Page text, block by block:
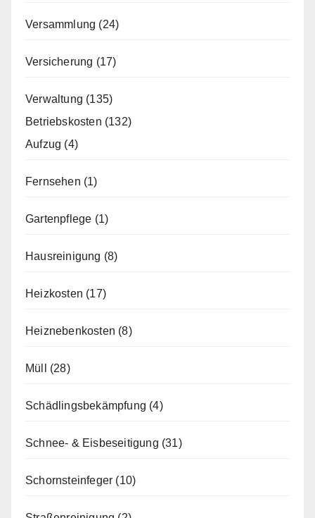
Versammlung (24)
Versicherung (17)
Verwaltung (135)
Betriebskosten (132)
Aufzug (4)
Fernsehen (1)
Gartenpflege (1)
Hausreinigung (8)
Heizkosten (17)
Heiznebenkosten (8)
Müll (28)
Schädlingsbekämpfung (4)
Schnee- & Eisbeseitigung (31)
Schornsteinfeger (10)